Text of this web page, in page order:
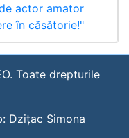
actor amator
în căsătorie!"
Toate drepturile
Dzițac Simona